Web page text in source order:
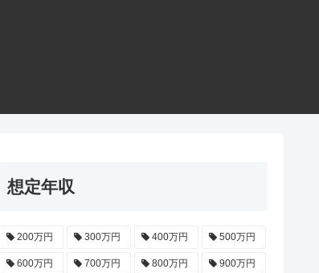
想定年収
200万円 300万円 400万円 500万円
600万円 700万円 800万円 900万円